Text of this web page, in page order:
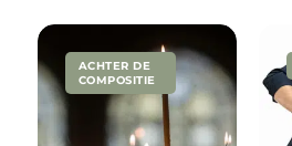
ACHTER DE
COMPOSITIE